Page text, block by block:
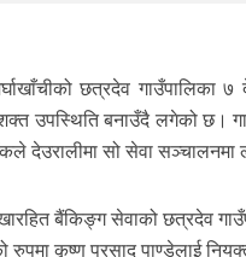
छत्रदेव
उपस्थिति बनाउँदै लगेको छ।
देउरालीमा सो सेवा सञ्चालनमा
बैंकिङ्ग सेवाको छत्रदेव
रुपमा कृष्ण प्रसाद पाण्डेलाई